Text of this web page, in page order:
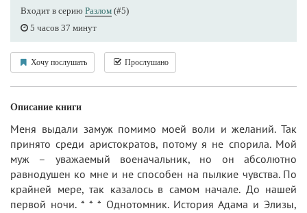
Входит в серию Разлом (#5)
5 часов 37 минут
Хочу послушать Прослушано
Описание книги
Меня выдали замуж помимо моей воли и желаний. Так
принято среди аристократов, потому я не спорила. Мой
муж – уважаемый военачальник, но он абсолютно
равнодушен ко мне и не способен на пылкие чувства. По
крайней мере, так казалось в самом начале. До нашей
первой ночи. * * * Однотомник. История Адама и Элизы,